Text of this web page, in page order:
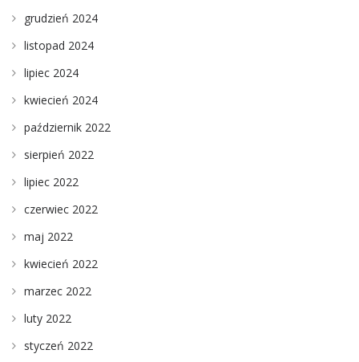
grudzień 2024
listopad 2024
lipiec 2024
kwiecień 2024
październik 2022
sierpień 2022
lipiec 2022
czerwiec 2022
maj 2022
kwiecień 2022
marzec 2022
luty 2022
styczeń 2022